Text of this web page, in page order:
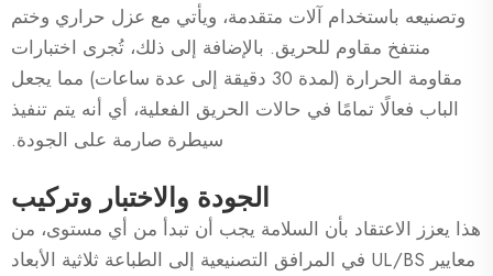
وتصنيعه باستخدام آلات متقدمة، ويأتي مع عزل حراري وختم
منتفخ مقاوم للحريق. بالإضافة إلى ذلك، تُجرى اختبارات
مقاومة الحرارة (لمدة 30 دقيقة إلى عدة ساعات) مما يجعل
الباب فعالًا تمامًا في حالات الحريق الفعلية، أي أنه يتم تنفيذ
سيطرة صارمة على الجودة.
الجودة والاختبار وتركيب
هذا يعزز الاعتقاد بأن السلامة يجب أن تبدأ من أي مستوى، من
معايير UL/BS في المرافق التصنيعية إلى الطباعة ثلاثية الأبعاد